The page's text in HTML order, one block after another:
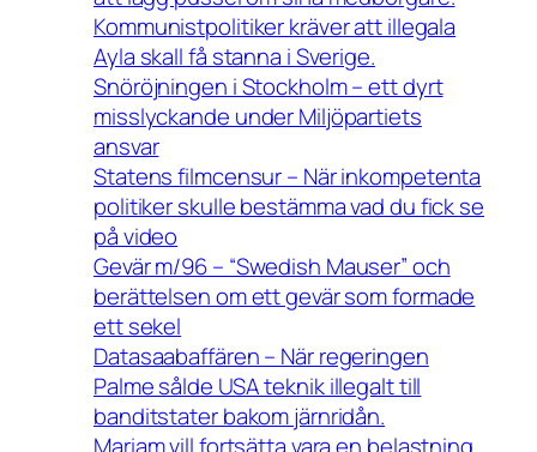
Kommunistpolitiker kräver att illegala
Ayla skall få stanna i Sverige.
Snöröjningen i Stockholm – ett dyrt
misslyckande under Miljöpartiets
ansvar
Statens filmcensur – När inkompetenta
politiker skulle bestämma vad du fick se
på video
Gevär m/96 – “Swedish Mauser” och
berättelsen om ett gevär som formade
ett sekel
Datasaabaffären – När regeringen
Palme sålde USA teknik illegalt till
banditstater bakom järnridån.